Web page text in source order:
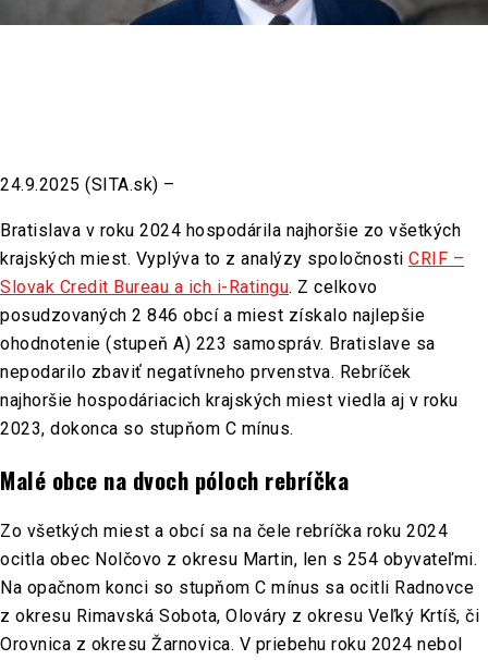
24.9.2025 (SITA.sk) –
Bratislava v roku 2024 hospodárila najhoršie zo všetkých
krajských miest. Vyplýva to z analýzy spoločnosti CRIF –
Slovak Credit Bureau a ich i-Ratingu. Z celkovo
posudzovaných 2 846 obcí a miest získalo najlepšie
ohodnotenie (stupeň A) 223 samospráv. Bratislave sa
nepodarilo zbaviť negatívneho prvenstva. Rebríček
najhoršie hospodáriacich krajských miest viedla aj v roku
2023, dokonca so stupňom C mínus.
Malé obce na dvoch póloch rebríčka
Zo všetkých miest a obcí sa na čele rebríčka roku 2024
ocitla obec Nolčovo z okresu Martin, len s 254 obyvateľmi.
Na opačnom konci so stupňom C mínus sa ocitli Radnovce
z okresu Rimavská Sobota, Olováry z okresu Veľký Krtíš, či
Orovnica z okresu Žarnovica. V priebehu roku 2024 nebol